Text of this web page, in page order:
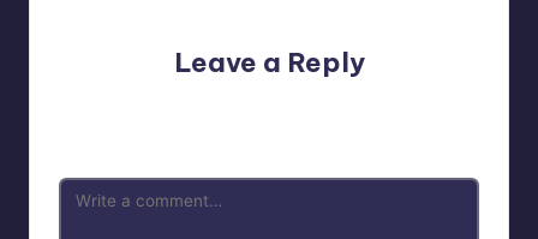
Leave a Reply